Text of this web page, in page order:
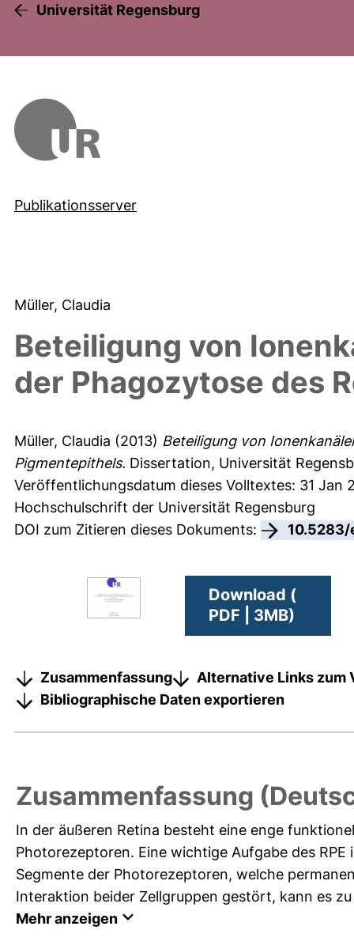
Universität Regensburg
Publikationsserver
Müller, Claudia
Beteiligung von
der Phagozytose des
Müller, Claudia (2013) Beteiligung von
Pigmentepithels. Dissertation, Universität
Veröffentlichungsdatum dieses Volltextes: 31 Jan
Hochschulschrift der Universität Regensburg
DOI zum Zitieren dieses Dokuments:
10.5283/
Download (
PDF | 3MB)
Zusammenfassung
Alternative Links zum
Bibliographische Daten exportieren
Zusammenfassung
In der äußeren Retina besteht eine enge
Photorezeptoren. Eine wichtige Aufgabe des
Segmente der Photorezeptoren, welche
Interaktion beider Zellgruppen gestört, kann es
Mehr anzeigen